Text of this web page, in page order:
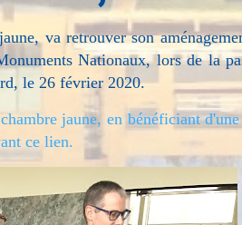
va retrouver son
Nationaux, lors de la
le 26 février 2020.
jaune, en bénéficiant
ce lien.